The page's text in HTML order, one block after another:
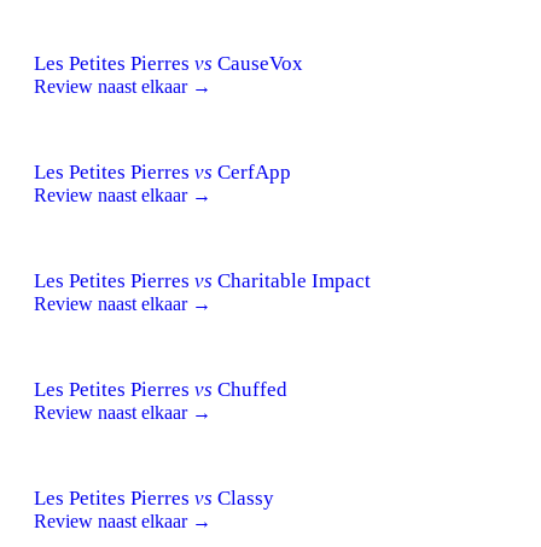
Les Petites Pierres vs CauseVox
Review naast elkaar →
Les Petites Pierres vs CerfApp
Review naast elkaar →
Les Petites Pierres vs Charitable Impact
Review naast elkaar →
Les Petites Pierres vs Chuffed
Review naast elkaar →
Les Petites Pierres vs Classy
Review naast elkaar →